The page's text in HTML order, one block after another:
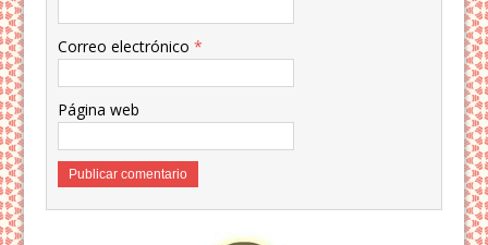
Correo electrónico*
Página web